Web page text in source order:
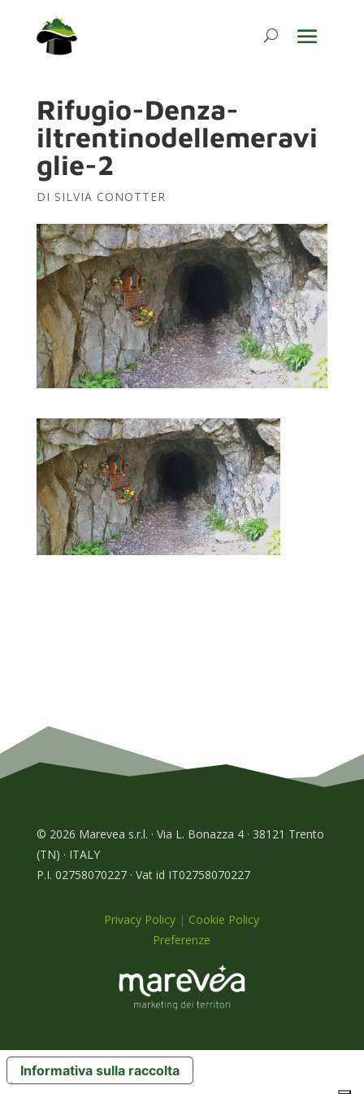
Rifugio-Denza-
iltrentinodellemeravi
glie-2
DI SILVIA CONOTTER
© 2026 Marevea s.r.l. · Via L. Bonazza 4 · 38121 Trento
(TN) · ITALY
P.I. 02758070227 · Vat id IT02758070227
Privacy Policy | Cookie Policy
Preferenze
Informativa sulla raccolta